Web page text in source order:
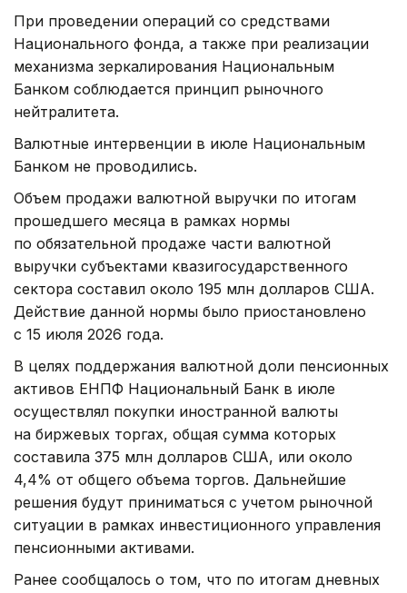
При проведении операций со средствами
Национального фонда, а также при реализации
механизма зеркалирования Национальным
Банком соблюдается принцип рыночного
нейтралитета.
Валютные интервенции в июле Национальным
Банком не проводились.
Объем продажи валютной выручки по итогам
прошедшего месяца в рамках нормы
по обязательной продаже части валютной
выручки субъектами квазигосударственного
сектора составил около 195 млн долларов США.
Действие данной нормы было приостановлено
с 15 июля 2026 года.
В целях поддержания валютной доли пенсионных
активов ЕНПФ Национальный Банк в июле
осуществлял покупки иностранной валюты
на биржевых торгах, общая сумма которых
составила 375 млн долларов США, или около
4,4% от общего объема торгов. Дальнейшие
решения будут приниматься с учетом рыночной
ситуации в рамках инвестиционного управления
пенсионными активами.
Ранее сообщалось о том, что по итогам дневных